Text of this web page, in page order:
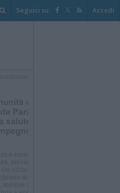
Seguici su Accedi